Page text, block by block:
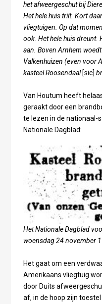
het afweergeschut bij
Het hele huis trilt. Kort
vliegtuigen. Op dat
ook. Het hele huis dreunt.
aan. Boven Arnhem
Valkenhuizen (even voor
kasteel Roosendaal [sic]
Van Houtum heeft
geraakt door een
te lezen in de nationaal-
Nationale Dagblad:
Het Nationale Dagblad
woensdag 24 november
Het gaat om een
Amerikaans vliegtuig
door Duits
af, in de hoop zijn